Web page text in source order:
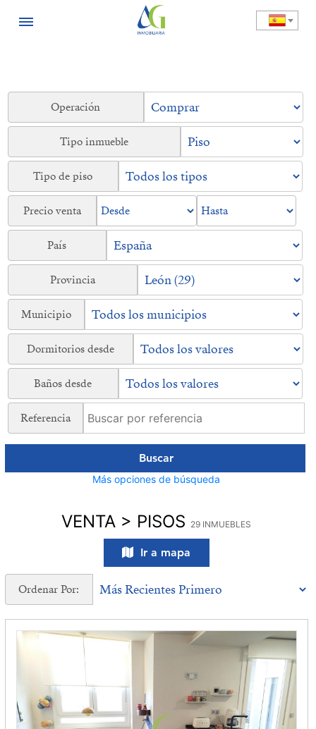
Operación
Tipo inmueble
Tipo de piso
Precio venta
País
Provincia
Municipio
Dormitorios desde
Baños desde
Referencia
Buscar
Más opciones de búsqueda
VENTA > PISOS 29 INMUEBLES
Ir a mapa
Ordenar Por: